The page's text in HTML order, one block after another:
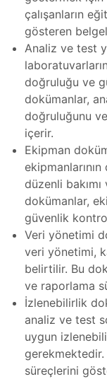
Cihazı
çalışanların
gösteren
Analiz ve test
doğruluğu ve
dokümanlar,
doğruluğunu
içerir.
Ekipman
düzenli
dokümanlar,
güvenlik
Veri yönetimi
veri yönetimi,
belirtilir. Bu
ve raporlama
İzlenebilirlik
analiz ve test
uygun
süreçlerini
ve